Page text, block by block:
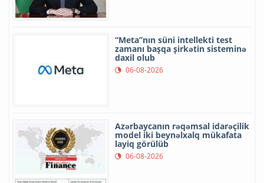
“Meta”nın süni intellekti test
zamanı başqa şirkətin sisteminə
daxil olub
06-08-2026
Azərbaycanın rəqəmsal idarəçilik
model iki beynəlxalq mükafata
layiq görülüb
06-08-2026